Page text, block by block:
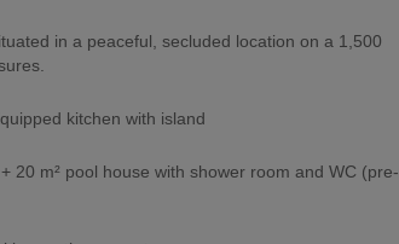
in a peaceful, secluded location on a 1,500
kitchen with island
20 m² pool house with shower room and WC (pre-